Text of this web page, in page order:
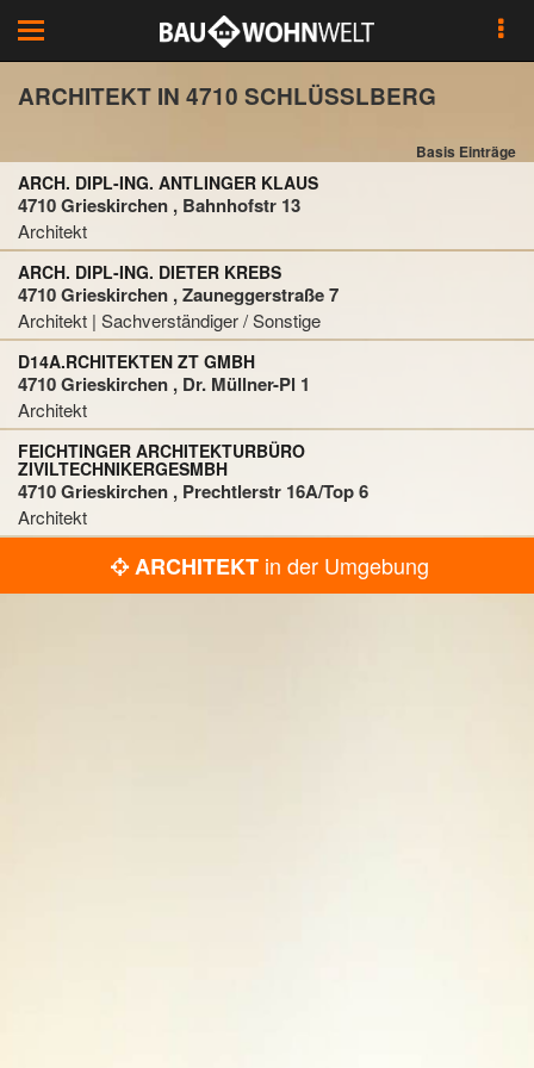
Toggle
navigation
ARCHITEKT IN 4710 SCHLÜSSLBERG
Basis Einträge
ARCH. DIPL-ING. ANTLINGER KLAUS
4710 Grieskirchen , Bahnhofstr 13
Architekt
ARCH. DIPL-ING. DIETER KREBS
4710 Grieskirchen , Zauneggerstraße 7
Architekt | Sachverständiger / Sonstige
D14A.RCHITEKTEN ZT GMBH
4710 Grieskirchen , Dr. Müllner-Pl 1
Architekt
FEICHTINGER ARCHITEKTURBÜRO
ZIVILTECHNIKERGESMBH
4710 Grieskirchen , Prechtlerstr 16A/Top 6
Architekt
ARCHITEKTin der Umgebung